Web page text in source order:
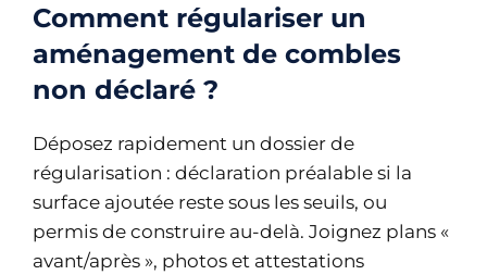
Comment régulariser un
aménagement de combles
non déclaré ?
Déposez rapidement un dossier de
régularisation : déclaration préalable si la
surface ajoutée reste sous les seuils, ou
permis de construire au-delà. Joignez plans «
avant/après », photos et attestations